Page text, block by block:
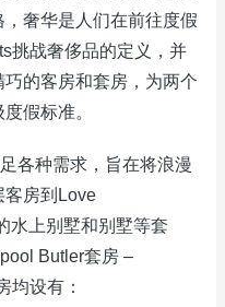
奢华是人们在前往度假
挑战奢侈品的定义，并
的客房和套房，为两个
假标准。
各种需求，旨在将浪漫
客房到Love
水上别墅和别墅等套
Butler套房 –
均设有：